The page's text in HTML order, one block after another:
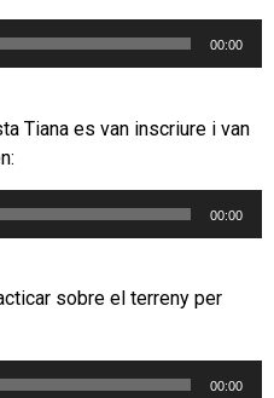
00:00
Tiana es van inscriure i van
00:00
sobre el terreny per
00:00